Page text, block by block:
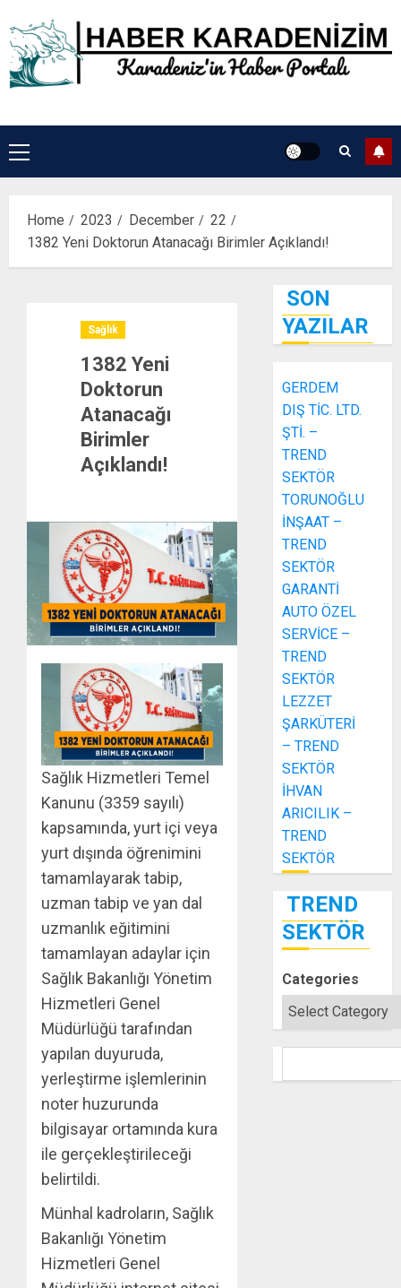
to
content
Primary
Menu
Home 2023 December
22
1382 Yeni Doktorun Atanacağı Birimler Açıklandı!
Sağlık
1382 Yeni
Doktorun
Atanacağı
Birimler
Açıklandı!
Sağlık Hizmetleri Temel
Kanunu (3359 sayılı)
kapsamında, yurt içi veya
yurt dışında öğrenimini
tamamlayarak tabip,
uzman tabip ve yan dal
uzmanlık eğitimini
tamamlayan adaylar için
Sağlık Bakanlığı Yönetim
Hizmetleri Genel
Müdürlüğü tarafından
yapılan duyuruda,
yerleştirme işlemlerinin
noter huzurunda
bilgisayar ortamında kura
ile gerçekleştirileceği
belirtildi.
Münhal kadroların, Sağlık
Bakanlığı Yönetim
Hizmetleri Genel
SON
YAZILAR
GERDEM
DIŞ TİC. LTD.
ŞTİ. –
TREND
SEKTÖR
TORUNOĞLU
İNŞAAT –
TREND
SEKTÖR
GARANTİ
AUTO ÖZEL
SERVİCE –
TREND
SEKTÖR
LEZZET
ŞARKÜTERİ
– TREND
SEKTÖR
İHVAN
ARICILIK –
TREND
SEKTÖR
TREND
SEKTÖR
Categories